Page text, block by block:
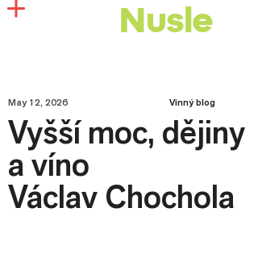
Nusle
May 12, 2026 Vinný blog
Vyšší moc, dějiny
a víno
Václav Chochola